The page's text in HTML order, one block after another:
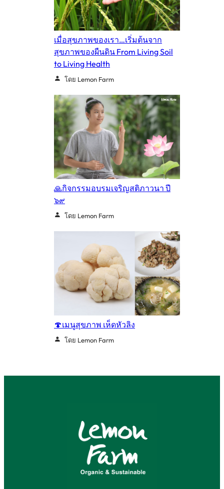
เมื่อสุขภาพของเรา…เริ่มต้นจาก
สุขภาพของผืนดิน From Living Soil
to Living Health
โดย Lemon Farm
🙏กิจกรรมอบรมเจริญสติภาวนา ปี
๖๙
โดย Lemon Farm
🍄เมนูสุขภาพ เห็ดหัวลิง
โดย Lemon Farm